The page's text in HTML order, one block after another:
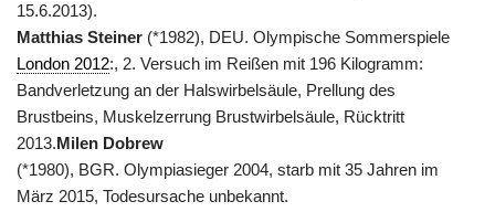
15.6.2013).
Matthias Steiner (*1982), DEU. Olympische Sommerspiele
London 2012:, 2. Versuch im Reißen mit 196 Kilogramm:
Bandverletzung an der Halswirbelsäule, Prellung des
Brustbeins, Muskelzerrung Brustwirbelsäule, Rücktritt
2013.Milen Dobrew
(*1980), BGR. Olympiasieger 2004, starb mit 35 Jahren im
März 2015, Todesursache unbekannt.